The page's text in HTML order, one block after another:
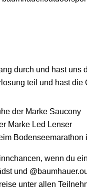
durch und hast uns
teil und hast
der Marke Saucony
Marke Led Lenser
Bodenseemarathon
wenn du
und
unter allen